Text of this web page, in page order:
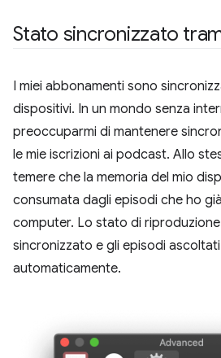
Stato sincronizzato
I miei abbonamenti sono
dispositivi. In un mondo senza
preoccuparmi di mantenere
le mie iscrizioni ai podcast. Allo
temere che la memoria del mio
consumata dagli episodi che ho
computer. Lo stato di
sincronizzato e gli episodi
automaticamente.